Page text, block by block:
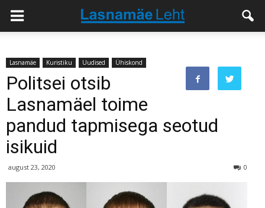
Lasnamäe Kuristiku Uudised Ühiskond
Politsei otsib
Lasnamäel toime
pandud tapmisega seotud
isikuid
august 23, 2020 0